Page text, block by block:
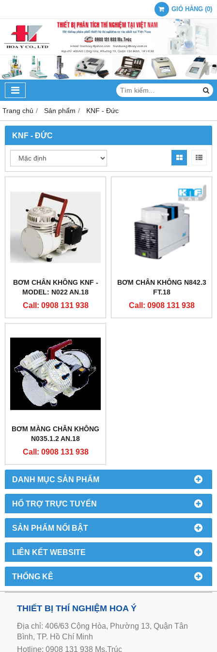
GIỎ HÀNG (0)
Trang chủ Sản phẩm KNF - Đức
DANH MỤC SẢN PHẨM
HỔ TRỢ TRỰC TUYẾN
SẢN PHẨM NỔI BẬT
LIÊN KẾT WEBSITE
THỐNG KÊ
KNF - ĐỨC
BƠM CHÂN KHÔNG KNF -
MODEL: N022 AN.18
Call: 0908 131 938
BƠM CHÂN KHÔNG N842.3
FT.18
Call: 0908 131 938
BƠM MÀNG CHÂN KHÔNG
N035.1.2 AN.18
Call: 0908 131 938
THIẾT BỊ THÍ NGHIỆM HOA Ý
Địa chỉ: 406/63 Cộng Hòa, Phường 13, Quận Tân
Bình, TP. Hồ Chí Minh
Hotline: 0908 131 938 Ms.Trúc